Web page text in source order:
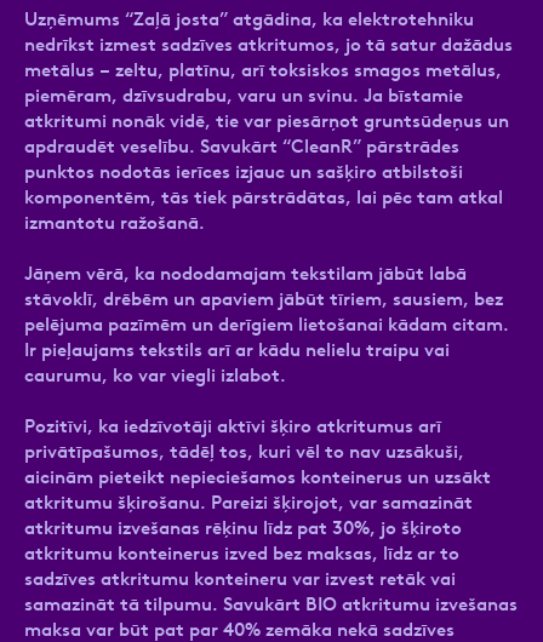
Uzņēmums “Zaļā josta” atgādina, ka elektrotehniku
nedrīkst izmest sadzīves atkritumos, jo tā satur dažādus
metālus – zeltu, platīnu, arī toksiskos smagos metālus,
piemēram, dzīvsudrabu, varu un svinu. Ja bīstamie
atkritumi nonāk vidē, tie var piesārņot gruntsūdeņus un
apdraudēt veselību. Savukārt “CleanR” pārstrādes
punktos nodotās ierīces izjauc un sašķiro atbilstoši
komponentēm, tās tiek pārstrādātas, lai pēc tam atkal
izmantotu ražošanā.
Jāņem vērā, ka nododamajam tekstilam jābūt labā
stāvoklī, drēbēm un apaviem jābūt tīriem, sausiem, bez
pelējuma pazīmēm un derīgiem lietošanai kādam citam.
Ir pieļaujams tekstils arī ar kādu nelielu traipu vai
caurumu, ko var viegli izlabot.
Pozitīvi, ka iedzīvotāji aktīvi šķiro atkritumus arī
privātīpašumos, tādēļ tos, kuri vēl to nav uzsākuši,
aicinām pieteikt nepieciešamos konteinerus un uzsākt
atkritumu šķirošanu. Pareizi šķirojot, var samazināt
atkritumu izvešanas rēķinu līdz pat 30%, jo šķiroto
atkritumu konteinerus izved bez maksas, līdz ar to
sadzīves atkritumu konteineru var izvest retāk vai
samazināt tā tilpumu. Savukārt BIO atkritumu izvešanas
maksa var būt pat par 40% zemāka nekā sadzīves